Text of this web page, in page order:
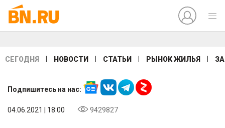
СЕГОДНЯ НОВОСТИ СТАТЬИ РЫНОК ЖИЛЬЯ
Подпишитесь на нас:
04.06.2021 | 18:00 9429827